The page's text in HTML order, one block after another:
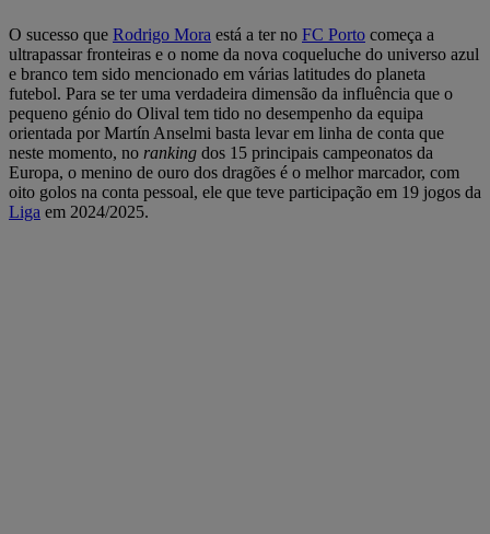
O sucesso que Rodrigo Mora está a ter no FC Porto começa a
ultrapassar fronteiras e o nome da nova coqueluche do universo azul
e branco tem sido mencionado em várias latitudes do planeta
futebol. Para se ter uma verdadeira dimensão da influência que o
pequeno génio do Olival tem tido no desempenho da equipa
orientada por Martín Anselmi basta levar em linha de conta que
neste momento, no ranking dos 15 principais campeonatos da
Europa, o menino de ouro dos dragões é o melhor marcador, com
oito golos na conta pessoal, ele que teve participação em 19 jogos da
Liga em 2024/2025.